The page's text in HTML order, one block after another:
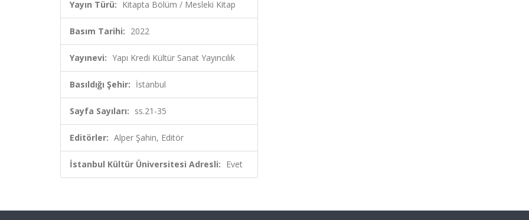
Yayın Türü: Kitapta Bölüm / Mesleki Kitap
Basım Tarihi: 2022
Yayınevi: Yapı Kredi Kültür Sanat Yayıncılık
Basıldığı Şehir: İstanbul
Sayfa Sayıları: ss.21-35
Editörler: Alper Şahin, Editör
İstanbul Kültür Üniversitesi Adresli: Evet